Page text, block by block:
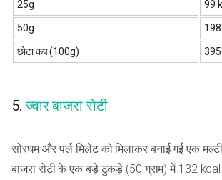
25g 99
50g 198
छोटा कप (100g) 395
5.ज्वार बाजरा रोटी
सोरघम और पर्ल मिलेट को मिलाकर बनाई गई एक
बाजरा रोटी के एक बड़े टुकड़े (50 ग्राम) में 132